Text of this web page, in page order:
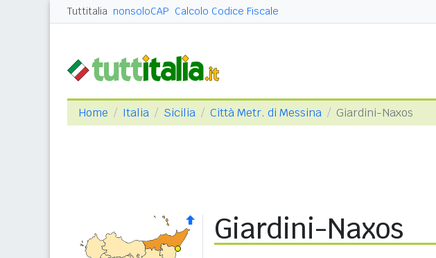
Tuttitalia nonsoloCAP Calcolo Codice Fiscale
Home Italia Sicilia Città Metr. di Messina Giardini-Naxos
Giardini-Naxos